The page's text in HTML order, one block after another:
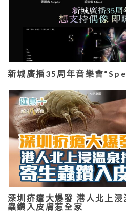
新城廣播35周年音樂會
深圳疥瘡大爆發 港人北上
蟲鑽入皮膚惹全家